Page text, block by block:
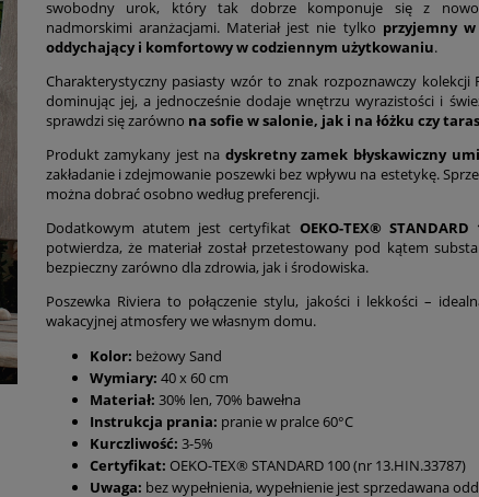
swobodny urok, który tak dobrze komponuje się z
nadmorskimi aranżacjami. Materiał jest nie tylko przyjemny
oddychający i komfortowy w codziennym użytkowaniu.
Charakterystyczny pasiasty wzór to znak rozpoznawczy kolekcji
dominując jej, a jednocześnie dodaje wnętrzu wyrazistości i
sprawdzi się zarówno na sofie w salonie, jak i na łóżku czy
Produkt zamykany jest na dyskretny zamek błyskawiczny
zakładanie i zdejmowanie poszewki bez wpływu na estetykę.
można dobrać osobno według preferencji.
Dodatkowym atutem jest certyfikat OEKO-TEX®
potwierdza, że materiał został przetestowany pod kątem
bezpieczny zarówno dla zdrowia, jak i środowiska.
Poszewka Riviera to połączenie stylu, jakości i lekkości –
wakacyjnej atmosfery we własnym domu.
Kolor: beżowy Sand
Wymiary: 40 x 60 cm
Materiał: 30% len, 70% bawełna
Instrukcja prania: pranie w pralce 60°C
Kurczliwość: 3-5%
Certyfikat: OEKO-TEX® STANDARD 100 (nr 13.HIN.33787)
Uwaga: bez wypełnienia, wypełnienie jest sprzedawana